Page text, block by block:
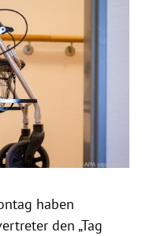
haben
den „Tag